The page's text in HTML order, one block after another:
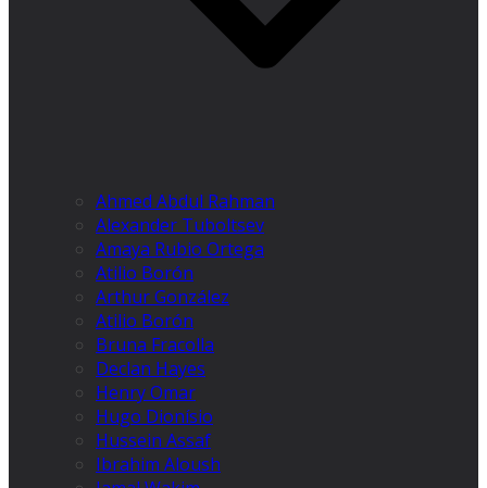
Ahmed Abdul Rahman
Alexander Tuboltsev
Amaya Rubio Ortega
Atilio Borón
Arthur González
Atilio Borón
Bruna Fracolla
Declan Hayes
Henry Omar
Hugo Dionísio
Hussein Assaf
Ibrahim Aloush